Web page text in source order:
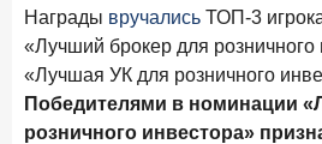
22 июля 2026 года
Выгодные тарифы на
существенный фактор выбора
15 июля 2026 года
Награды вручались ТОП-3
«Лучший брокер для розничного
«Лучшая УК для розничного
Победителями в номинации
розничного инвестора»